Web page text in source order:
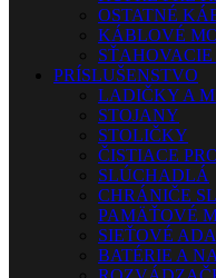
OSTATNÉ
KÁBLOVÉ
PRÍSLUŠENSTVO
LADIČKY A
STOJANY
STOLIČKY
ČISTIACE
SLÚCHADLÁ
CHRÁNIČE
PAMÄŤOVÉ
SIEŤOVÉ
BATÉRIE A